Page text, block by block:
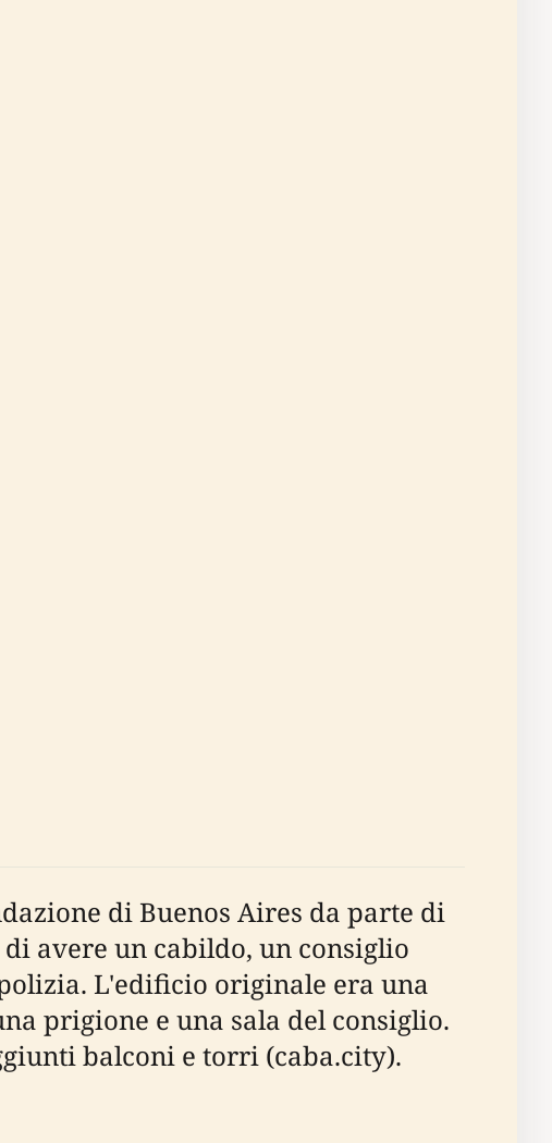
di Buenos Aires da parte di
avere un cabildo, un consiglio
L'edificio originale era una
prigione e una sala del consiglio.
balconi e torri (caba.city).